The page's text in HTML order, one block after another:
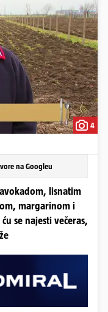
4
na Googleu
lisnatim
margarinom i
se najesti večeras,